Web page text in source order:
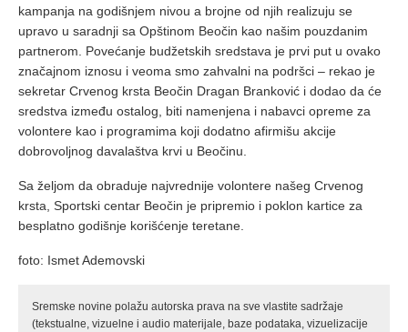
kampanja na godišnjem nivou a brojne od njih realizuju se
upravo u saradnji sa Opštinom Beočin kao našim pouzdanim
partnerom. Povećanje budžetskih sredstava je prvi put u ovako
značajnom iznosu i veoma smo zahvalni na podršci – rekao je
sekretar Crvenog krsta Beočin Dragan Branković i dodao da će
sredstva između ostalog, biti namenjena i nabavci opreme za
volontere kao i programima koji dodatno afirmišu akcije
dobrovoljnog davalaštva krvi u Beočinu.
Sa željom da obraduje najvrednije volontere našeg Crvenog
krsta, Sportski centar Beočin je pripremio i poklon kartice za
besplatno godišnje korišćenje teretane.
foto: Ismet Ademovski
Sremske novine polažu autorska prava na sve vlastite sadržaje
(tekstualne, vizuelne i audio materijale, baze podataka, vizuelizacije